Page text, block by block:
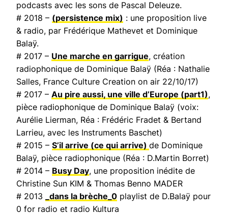
podcasts avec les sons de Pascal Deleuze.
# 2018 – (persistence mix) : une proposition live
& radio, par Frédérique Mathevet et Dominique
Balaÿ.
# 2017 – Une marche en garrigue, création
radiophonique de Dominique Balaÿ (Réa : Nathalie
Salles, France Culture Creation on air 22/10/17)
# 2017 – Au pire aussi, une ville d’Europe (part1),
pièce radiophonique de Dominique Balaÿ (voix:
Aurélie Lierman, Réa : Frédéric Fradet & Bertand
Larrieu, avec les Instruments Baschet)
# 2015 – S’il arrive (ce qui arrive) de Dominique
Balaÿ, pièce radiophonique (Réa : D.Martin Borret)
# 2014 – Busy Day, une proposition inédite de
Christine Sun KIM & Thomas Benno MADER
# 2013
_dans la brèche_0 playlist de D.Balaÿ pour
0 for radio et radio Kultura